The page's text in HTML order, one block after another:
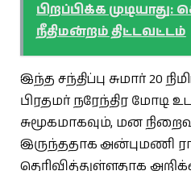
பிறப்பிக்க
நீதிமன்றம் திட்டவட்டம்
இந்த சந்திப்பு சுமார் 20
பிரதமர் நரேந்திர மோடி
சுமூகமாகவும், மன
இருந்ததாக அன்புமணி
தெரிவித்துள்ளதாக